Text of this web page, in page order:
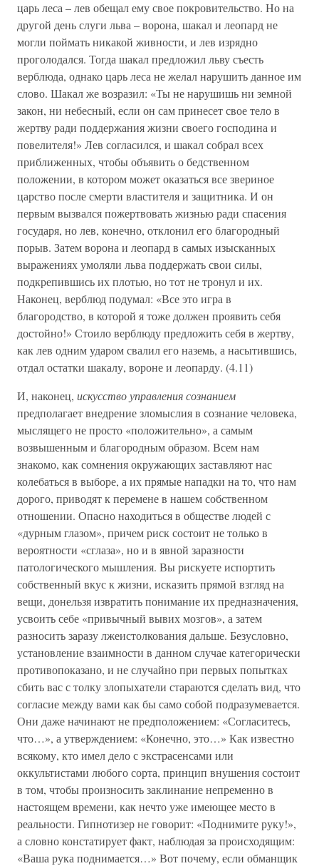
царь леса – лев обещал ему свое покровительство. Но на
другой день слуги льва – ворона, шакал и леопард не
могли поймать никакой живности, и лев изрядно
проголодался. Тогда шакал предложил льву съесть
верблюда, однако царь леса не желал нарушить данное им
слово. Шакал же возразил: «Ты не нарушишь ни земной
закон, ни небесный, если он сам принесет свое тело в
жертву ради поддержания жизни своего господина и
повелителя!» Лев согласился, и шакал собрал всех
приближенных, чтобы объявить о бедственном
положении, в котором может оказаться все звериное
царство после смерти властителя и защитника. И он
первым вызвался пожертвовать жизнью ради спасения
государя, но лев, конечно, отклонил его благородный
порыв. Затем ворона и леопард в самых изысканных
выражениях умоляли льва поддержать свои силы,
подкрепившись их плотью, но тот не тронул и их.
Наконец, верблюд подумал: «Все это игра в
благородство, в которой я тоже должен проявить себя
достойно!» Стоило верблюду предложить себя в жертву,
как лев одним ударом свалил его наземь, а насытившись,
отдал остатки шакалу, вороне и леопарду. (4.11)
И, наконец, искусство управления сознанием
предполагает внедрение зломыслия в сознание человека,
мыслящего не просто «положительно», а самым
возвышенным и благородным образом. Всем нам
знакомо, как сомнения окружающих заставляют нас
колебаться в выборе, а их прямые нападки на то, что нам
дорого, приводят к перемене в нашем собственном
отношении. Опасно находиться в обществе людей с
«дурным глазом», причем риск состоит не только в
вероятности «сглаза», но и в явной заразности
патологического мышления. Вы рискуете испортить
собственный вкус к жизни, исказить прямой взгляд на
вещи, донельзя извратить понимание их предназначения,
усвоить себе «привычный вывих мозгов», а затем
разносить заразу лжеистолкования дальше. Безусловно,
установление взаимности в данном случае категорически
противопоказано, и не случайно при первых попытках
сбить вас с толку злопыхатели стараются сделать вид, что
согласие между вами как бы само собой подразумевается.
Они даже начинают не предположением: «Согласитесь,
что…», а утверждением: «Конечно, это…» Как известно
всякому, кто имел дело с экстрасенсами или
оккультистами любого сорта, принцип внушения состоит
в том, чтобы произносить заклинание непременно в
настоящем времени, как нечто уже имеющее место в
реальности. Гипнотизер не говорит: «Поднимите руку!»,
а словно констатирует факт, наблюдая за происходящим:
«Ваша рука поднимается…» Вот почему, если обманщик